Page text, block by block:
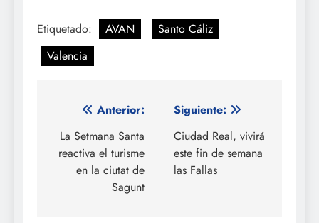
Etiquetado: AVAN
Santo Cáliz
Valencia
Navegación
de
entradas
Anterior:
La Setmana Santa
reactiva el turisme
en la ciutat de
Sagunt
Siguiente:
Ciudad Real, vivirá
este fin de semana
las Fallas